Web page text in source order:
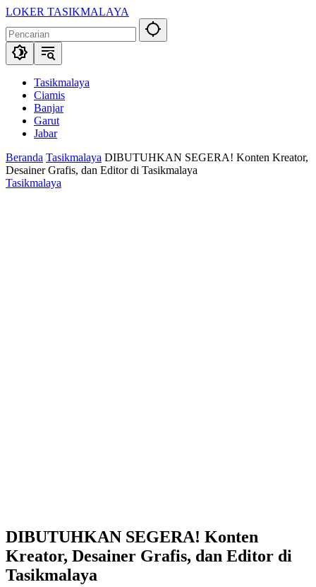
Langsung
konten
LOKER TASIKMALAYA
Lowongan
Kerja
Tasikmalaya
SekitarnaTasikmalaya
Ciamis
Banjar
Garut
Jabar
Beranda Tasikmalaya DIBUTUHKAN SEGERA! Konten Kreator,
Desainer Grafis, dan Editor di Tasikmalaya
Tasikmalaya
DIBUTUHKAN SEGERA! Konten
Kreator, Desainer Grafis, dan Editor di
Tasikmalaya